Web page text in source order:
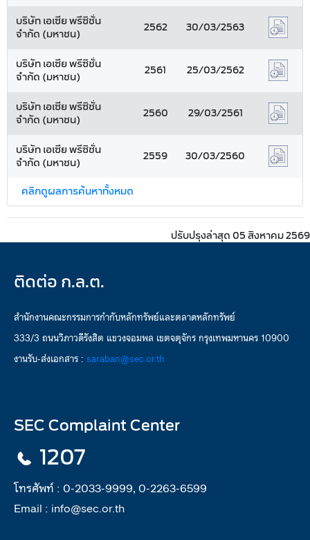
บริษัท เอเซีย พรีซิชั่น
จำกัด (มหาชน)
2562 30/03/2563
บริษัท เอเซีย พรีซิชั่น
จำกัด (มหาชน)
2561 25/03/2562
บริษัท เอเซีย พรีซิชั่น
จำกัด (มหาชน)
2560 29/03/2561
บริษัท เอเซีย พรีซิชั่น
จำกัด (มหาชน)
2559 30/03/2560
คลิกดูผลการค้นหาทั้งหมด
ปรับปรุงล่าสุด 05 สิงหาคม 2569
ติดต่อ ก.ล.ต.
สำนักงานคณะกรรมการกำกับหลักทรัพย์และตลาดหลักทรัพย์
333/3 ถนนวิภาวดีรังสิต แขวงจอมพล เขตจตุจักร กรุงเทพมหานคร 10900
งานรับ-ส่งเอกสาร : saraban@sec.or.th
SEC Complaint Center
1207
โทรศัพท์ : 0-2033-9999, 0-2263-6599
Email : info@sec.or.th